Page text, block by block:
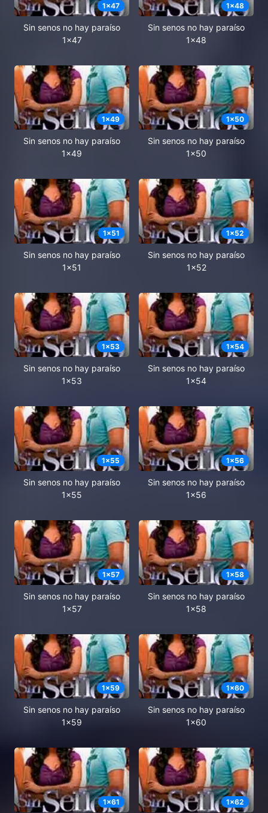
1x47
Sin senos no hay paraíso
1x47
1x48
Sin senos no hay paraíso
1x48
1x49
Sin senos no hay paraíso
1x49
1x50
Sin senos no hay paraíso
1x50
1x51
Sin senos no hay paraíso
1x51
1x52
Sin senos no hay paraíso
1x52
1x53
Sin senos no hay paraíso
1x53
1x54
Sin senos no hay paraíso
1x54
1x55
Sin senos no hay paraíso
1x55
1x56
Sin senos no hay paraíso
1x56
1x57
Sin senos no hay paraíso
1x57
1x58
Sin senos no hay paraíso
1x58
1x59
Sin senos no hay paraíso
1x59
1x60
Sin senos no hay paraíso
1x60
1x61 1x62